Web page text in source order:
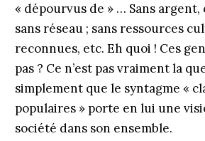
« dépourvus de » … Sans argent,
sans réseau ; sans ressources
reconnues, etc. Eh quoi ! Ces
pas ? Ce n’est pas vraiment la
simplement que le syntagme «
populaires » porte en lui une
société dans son ensemble.